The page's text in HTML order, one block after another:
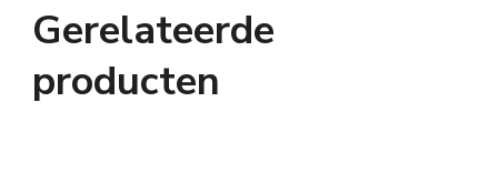
Gerelateerde
producten